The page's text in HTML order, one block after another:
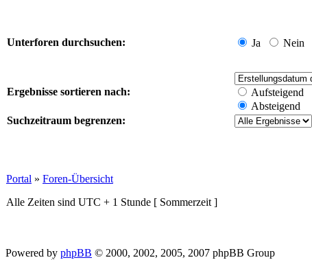
Unterforen durchsuchen: Ja Nein
Ergebnisse sortieren nach:
Aufsteigend
Absteigend
Suchzeitraum begrenzen:
Portal » Foren-Übersicht
Alle Zeiten sind UTC + 1 Stunde [ Sommerzeit ]
Powered by phpBB © 2000, 2002, 2005, 2007 phpBB Group